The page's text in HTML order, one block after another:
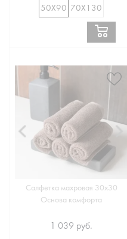
50Х90 70Х130
Салфетка махровая 30х30
Основа комфорта
1 039 руб.